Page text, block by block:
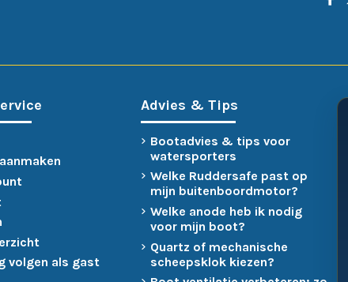
volgen als gast
Advies & Tips
Bootadvies & tips voor
watersporters
Welke Ruddersafe past op
mijn buitenboordmotor?
Welke anode heb ik nodig
voor mijn boot?
Quartz of mechanische
scheepsklok kiezen?